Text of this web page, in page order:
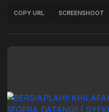
COPY URL SCREENSHOOT